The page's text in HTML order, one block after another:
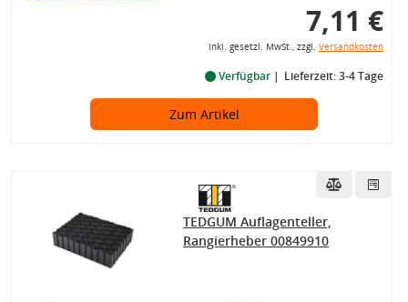
7,11 €
inkl. gesetzl. MwSt., zzgl. Versandkosten
Verfügbar Lieferzeit: 3-4 Tage
Zum Artikel
TEDGUM Auflagenteller,
Rangierheber 00849910